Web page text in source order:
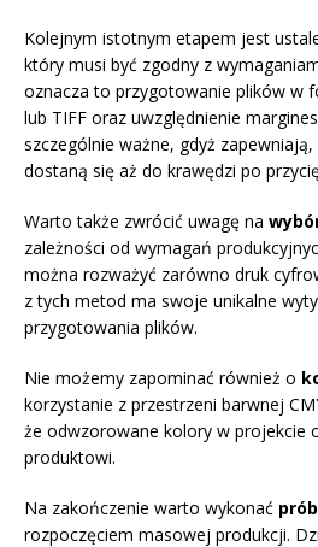
Kolejnym istotnym etapem jest
który musi być zgodny z
oznacza to przygotowanie plików w
lub TIFF oraz uwzględnienie
szczególnie ważne, gdyż
dostaną się aż do krawędzi po
Warto także zwrócić uwagę na
zależności od wymagań
można rozważyć zarówno druk
z tych metod ma swoje unikalne
przygotowania plików.
Nie możemy zapominać również o
korzystanie z przestrzeni barwnej
że odwzorowane kolory w projekcie
produktowi.
Na zakończenie warto wykonać
rozpoczęciem masowej produkcji.